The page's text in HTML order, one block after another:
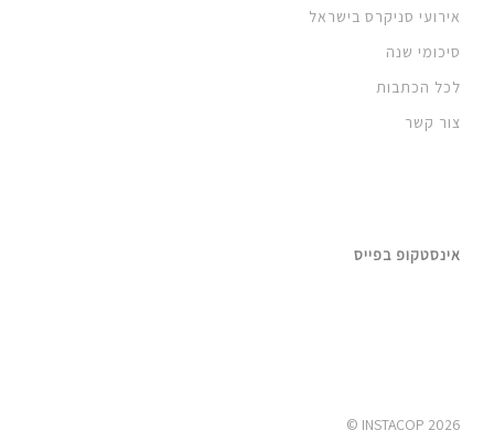
אירועי סניקרס בישראל
סיכומי שנה
לכל הכתבות
צור קשר
אינסטקופ בפייס
2026 INSTACOP ©